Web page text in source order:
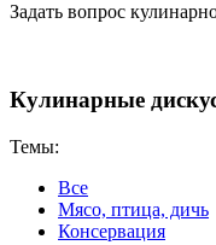
Задать вопрос
Кулинарные
Темы:
Все
Мясо, птица, дичь
Консервация